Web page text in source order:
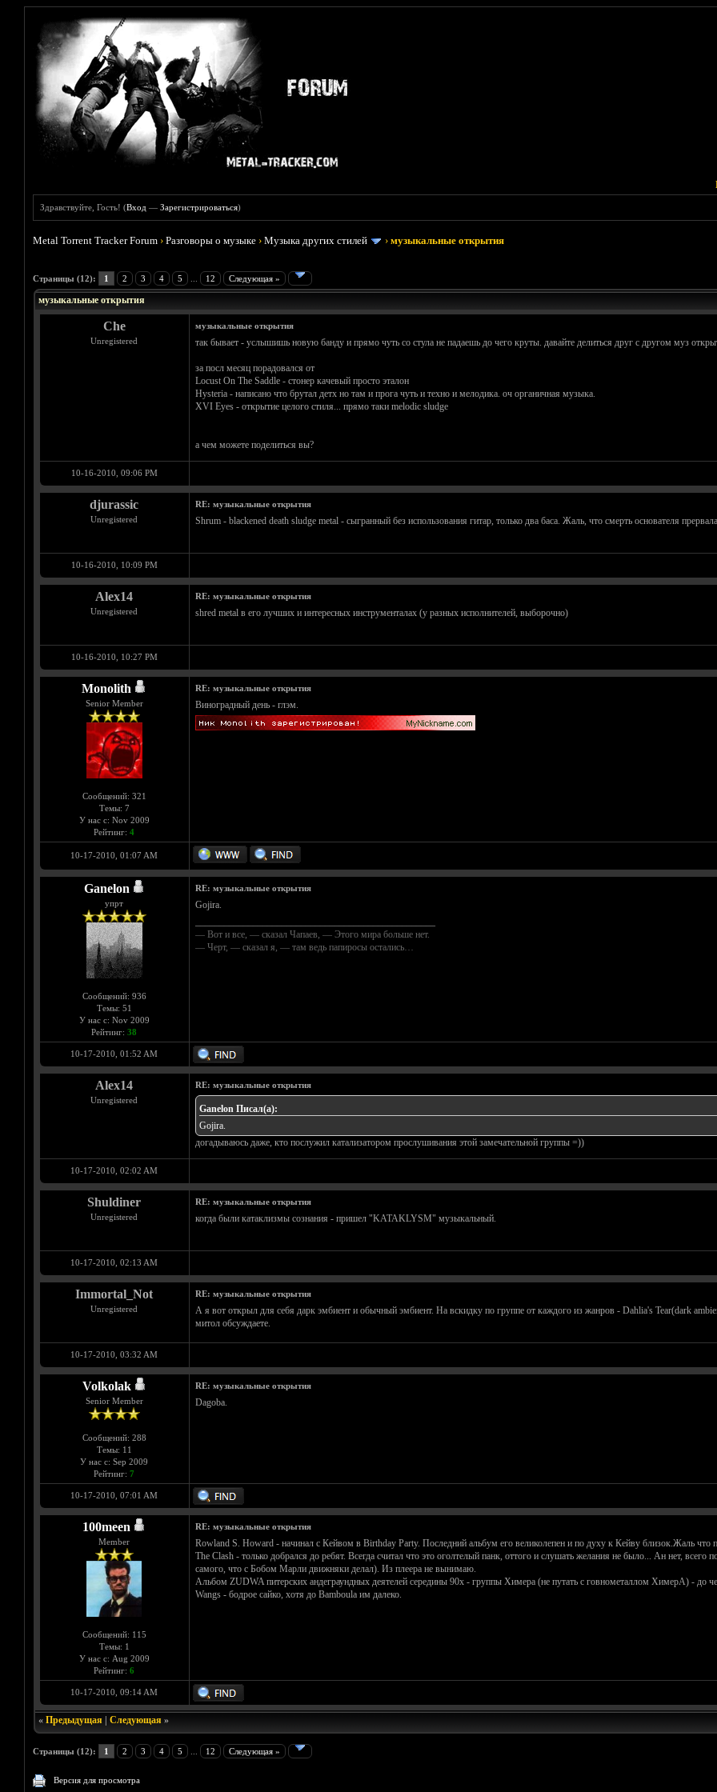
Здравствуйте, Гость! (Вход —Зарегистрироваться)
Metal Torrent Tracker Forum ›Разговоры о музыке ›Музыка других стилей ›музыкальные открытия
Страницы (12): 1 2 3 4 5 12 Следующая »
Голосов: 2 - Средняя оценка: 3
1
2
3
4
5
музыкальные открытия
Che
Unregistered
музыкальные открытия
так бывает - услышишь новую банду и прямо чуть со стула не падаешь до чего круты. давайте делиться друг с другом муз
за посл месяц порадовался от
Locust On The Saddle - стонер качевый просто эталон
Hysteria - написано что брутал детх но там и прога чуть и техно и мелодика. оч органичная музыка.
XVI Eyes - открытие целого стиля... прямо таки melodic sludge
а чем можете поделиться вы?
10-16-2010, 09:06 PM
djurassic
Unregistered
RE: музыкальные открытия
Shrum - blackened death sludge metal - сыгранный без использования гитар, только два баса. Жаль, что смерть основателя
10-16-2010, 10:09 PM
Alex14
Unregistered
RE: музыкальные открытия
shred metal в его лучших и интересных инструменталах (у разных исполнителей, выборочно)
10-16-2010, 10:27 PM
Monolith
Senior Member
Сообщений: 321
Темы: 7
У нас с: Nov 2009
Рейтинг: 4
RE: музыкальные открытия
Виноградный день - глэм.
10-17-2010, 01:07 AM
Ganelon
упрт
Сообщений: 936
Темы: 51
У нас с: Nov 2009
Рейтинг: 38
RE: музыкальные открытия
Gojira.
— Вот и все, — сказал Чапаев, — Этого мира больше нет.
— Черт, — сказал я, — там ведь папиросы остались…
10-17-2010, 01:52 AM
Alex14
Unregistered
RE: музыкальные открытия
Ganelon Писал(а):
Gojira.
догадываюсь даже, кто послужил катализатором прослушивания этой замечательной группы =))
10-17-2010, 02:02 AM
Shuldiner
Unregistered
RE: музыкальные открытия
когда были катаклизмы сознания - пришел "KATAKLYSM" музыкальный.
10-17-2010, 02:13 AM
Immortal_Not
Unregistered
RE: музыкальные открытия
А я вот открыл для себя дарк эмбиент и обычный эмбиент. На вскидку по группе от каждого из жанров - Dahlia's Tear(dark
митол обсуждаете.
10-17-2010, 03:32 AM
Volkolak
Senior Member
Сообщений: 288
Темы: 11
У нас с: Sep 2009
Рейтинг: 7
RE: музыкальные открытия
Dagoba.
10-17-2010, 07:01 AM
100meen
Member
Сообщений: 115
Темы: 1
У нас с: Aug 2009
Рейтинг: 6
RE: музыкальные открытия
Rowland S. Howard - начинал с Кейвом в Birthday Party. Последний альбум его великолепен и по духу к Кейву близок.Жаль что
The Clash - только добрался до ребят. Всегда считал что это оголтелый панк, оттого и слушать желания не было... Ан нет,
самого, что с Бобом Марли движняки делал). Из плеера не вынимаю.
Альбом ZUDWA питерских андеграундных деятелей середины 90х - группы Химера (не путать с говнометаллом ХимерА) - до
Wangs - бодрое сайко, хотя до Bamboula им далеко.
10-17-2010, 09:14 AM
« Предыдущая| Следующая»
Страницы (12): 1 2 3 4 5 12 Следующая »
Версия для просмотра